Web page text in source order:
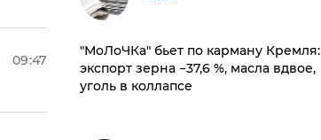
09:47
​"МоЛоЧКа" бьет по карману Кремля:
экспорт зерна −37,6 %, масла вдвое,
уголь в коллапсе